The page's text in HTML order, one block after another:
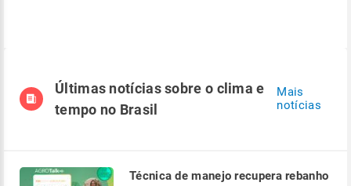
Últimas notícias sobre o clima e
tempo no Brasil
Mais
notícias
Técnica de manejo recupera rebanho